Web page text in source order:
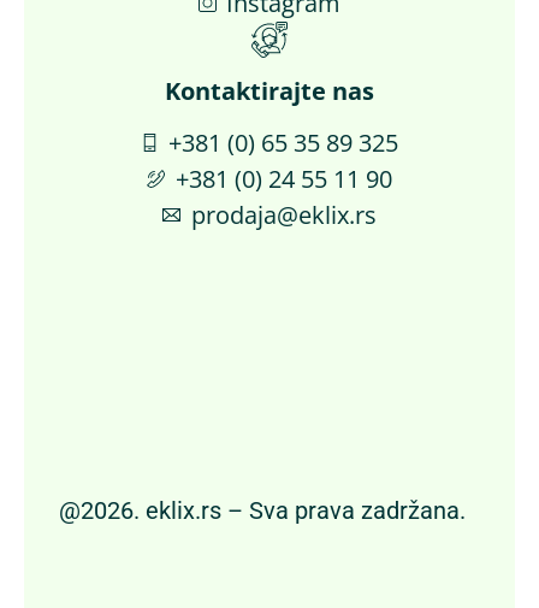
Kontaktirajte nas​
+381 (0) 65 35 89 325
+381 (0) 24 55 11 90
prodaja@eklix.rs
@2026. eklix.rs – Sva prava zadržana.